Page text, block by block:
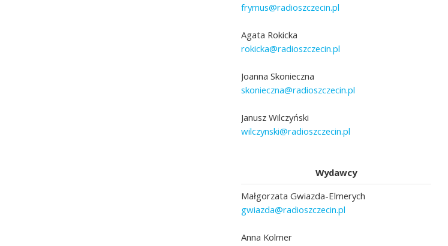
frymus@radioszczecin.pl
Agata Rokicka
rokicka@radioszczecin.pl
Joanna Skonieczna
skonieczna@radioszczecin.pl
Janusz Wilczyński
wilczynski@radioszczecin.pl
Wydawcy
Małgorzata Gwiazda-Elmerych
gwiazda@radioszczecin.pl
Anna Kolmer